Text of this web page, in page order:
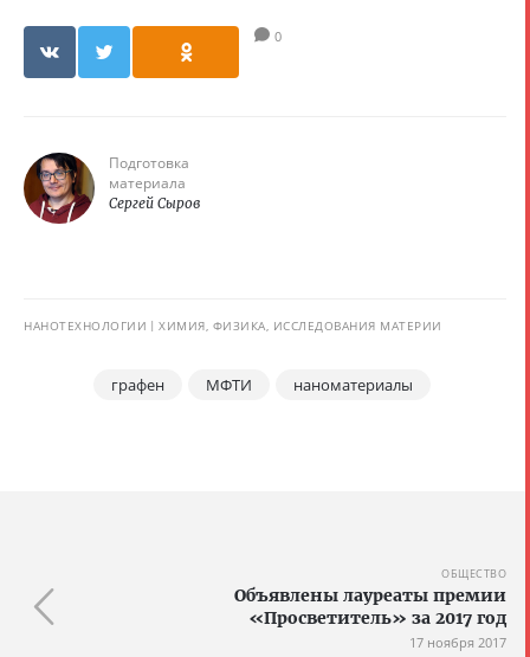
0
Подготовка
материала
Сергей Сыров
НАНОТЕХНОЛОГИИ ХИМИЯ, ФИЗИКА, ИССЛЕДОВАНИЯ МАТЕРИИ
графен МФТИ наноматериалы
ОБЩЕСТВО
Объявлены лауреаты премии
«Просветитель» за 2017 год
17 ноября 2017